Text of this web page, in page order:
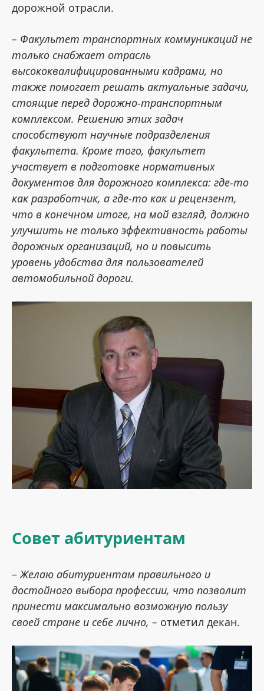
дорожной отрасли.
– Факультет транспортных коммуникаций не
только снабжает отрасль
высококвалифицированными кадрами, но
также помогает решать актуальные задачи,
стоящие перед дорожно-транспортным
комплексом. Решению этих задач
способствуют научные подразделения
факультета. Кроме того, факультет
участвует в подготовке нормативных
документов для дорожного комплекса: где-то
как разработчик, а где-то как и рецензент,
что в конечном итоге, на мой взгляд, должно
улучшить не только эффективность работы
дорожных организаций, но и повысить
уровень удобства для пользователей
автомобильной дороги.
Совет абитуриентам
–Желаю абитуриентам правильного и
достойного выбора профессии, что позволит
принести максимально возможную пользу
своей стране и себе лично, – отметил декан.